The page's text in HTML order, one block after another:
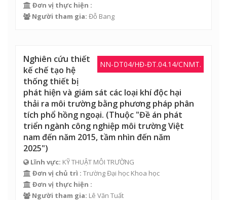
Đơn vị thực hiện :
Người tham gia: Đỗ Bang
NN-DT04/HĐ-ĐT.04.14/CNMT.
Nghiên cứu thiết
kế chế tạo hệ
thống thiết bị
phát hiện và giám sát các loại khí độc hại
thải ra môi trường bằng phương pháp phân
tích phổ hồng ngoại. (Thuộc "Đề án phát
triển ngành công nghiệp môi trường Việt
nam đến năm 2015, tầm nhìn đến năm
2025")
Lĩnh vực: KỸ THUẬT MÔI TRƯỜNG
Đơn vị chủ trì : Trường Đại học Khoa học
Đơn vị thực hiện :
Người tham gia: Lê Văn Tuất